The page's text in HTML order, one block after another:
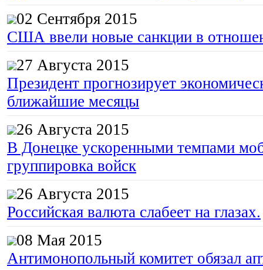
02 Сентября 2015
США ввели новые санкции в
27 Августа 2015
Президент прогнозирует
ближайшие месяцы
26 Августа 2015
В Донецке ускоренными темпами
группировка войск
26 Августа 2015
Российская валюта слабеет на глазах.
08 Мая 2015
Антимонопольный комитет обязал